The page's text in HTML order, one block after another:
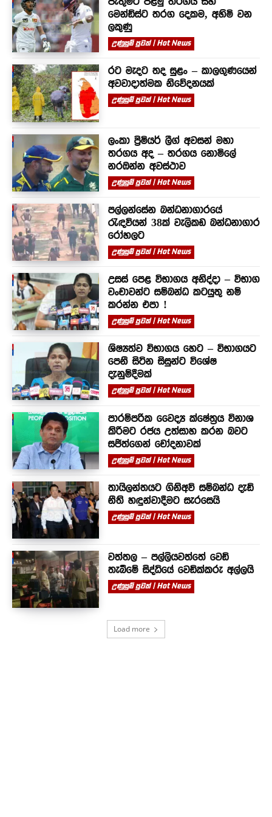
මෙන්ඩිස්ට තරග දෙකම, අහිමි වන
ලකුණු
උණුසුම් පුවත් | Hot News
රට මැදට තද සුළං – කාලගුණයෙන්
අවවාදාත්මක නිවේදනයක්
උණුසුම් පුවත් | Hot News
ලංකා ප්‍රිමියර් ලීග් අවසන් මහා
තරගය අද – තරගය නොමිලේ
නරඹන්න අවස්ථාව
උණුසුම් පුවත් | Hot News
පල්ලන්සේන බන්ධනාගාරයේ
රැඳවියන් 38ක් වැලිකඩ බන්ධනාගාර
රෝහලට
උණුසුම් පුවත් | Hot News
උසස් පෙළ විභාගය අනිද්දා – විභාග
වංචාවන්ට සම්බන්ධ කටයුතු නම්
කරන්න එපා !
උණුසුම් පුවත් | Hot News
ශිෂ්‍යත්ව විභාගය හෙට – විභාගයට
පෙනී සිටින සිසුන්ට විශේෂ
දැනුම්දීමක්
උණුසුම් පුවත් | Hot News
පාරම්පරික වෛද්‍ය ක්ෂේත්‍රය විනාශ
කිරීමට රජය උත්සාහ කරන බවට
සජිත්ගෙන් චෝදනාවක්
උණුසුම් පුවත් | Hot News
තායිලන්තයට ගිනිඅවි සම්බන්ධ දැඩි
නීති හඳුන්වාදීමට සැරසෙයි
උණුසුම් පුවත් | Hot News
වත්තල – පල්ලියවත්තේ වෙඩි
තැබීමේ සිද්ධියේ වෙඩික්කරු අල්ලයි
උණුසුම් පුවත් | Hot News
Load more